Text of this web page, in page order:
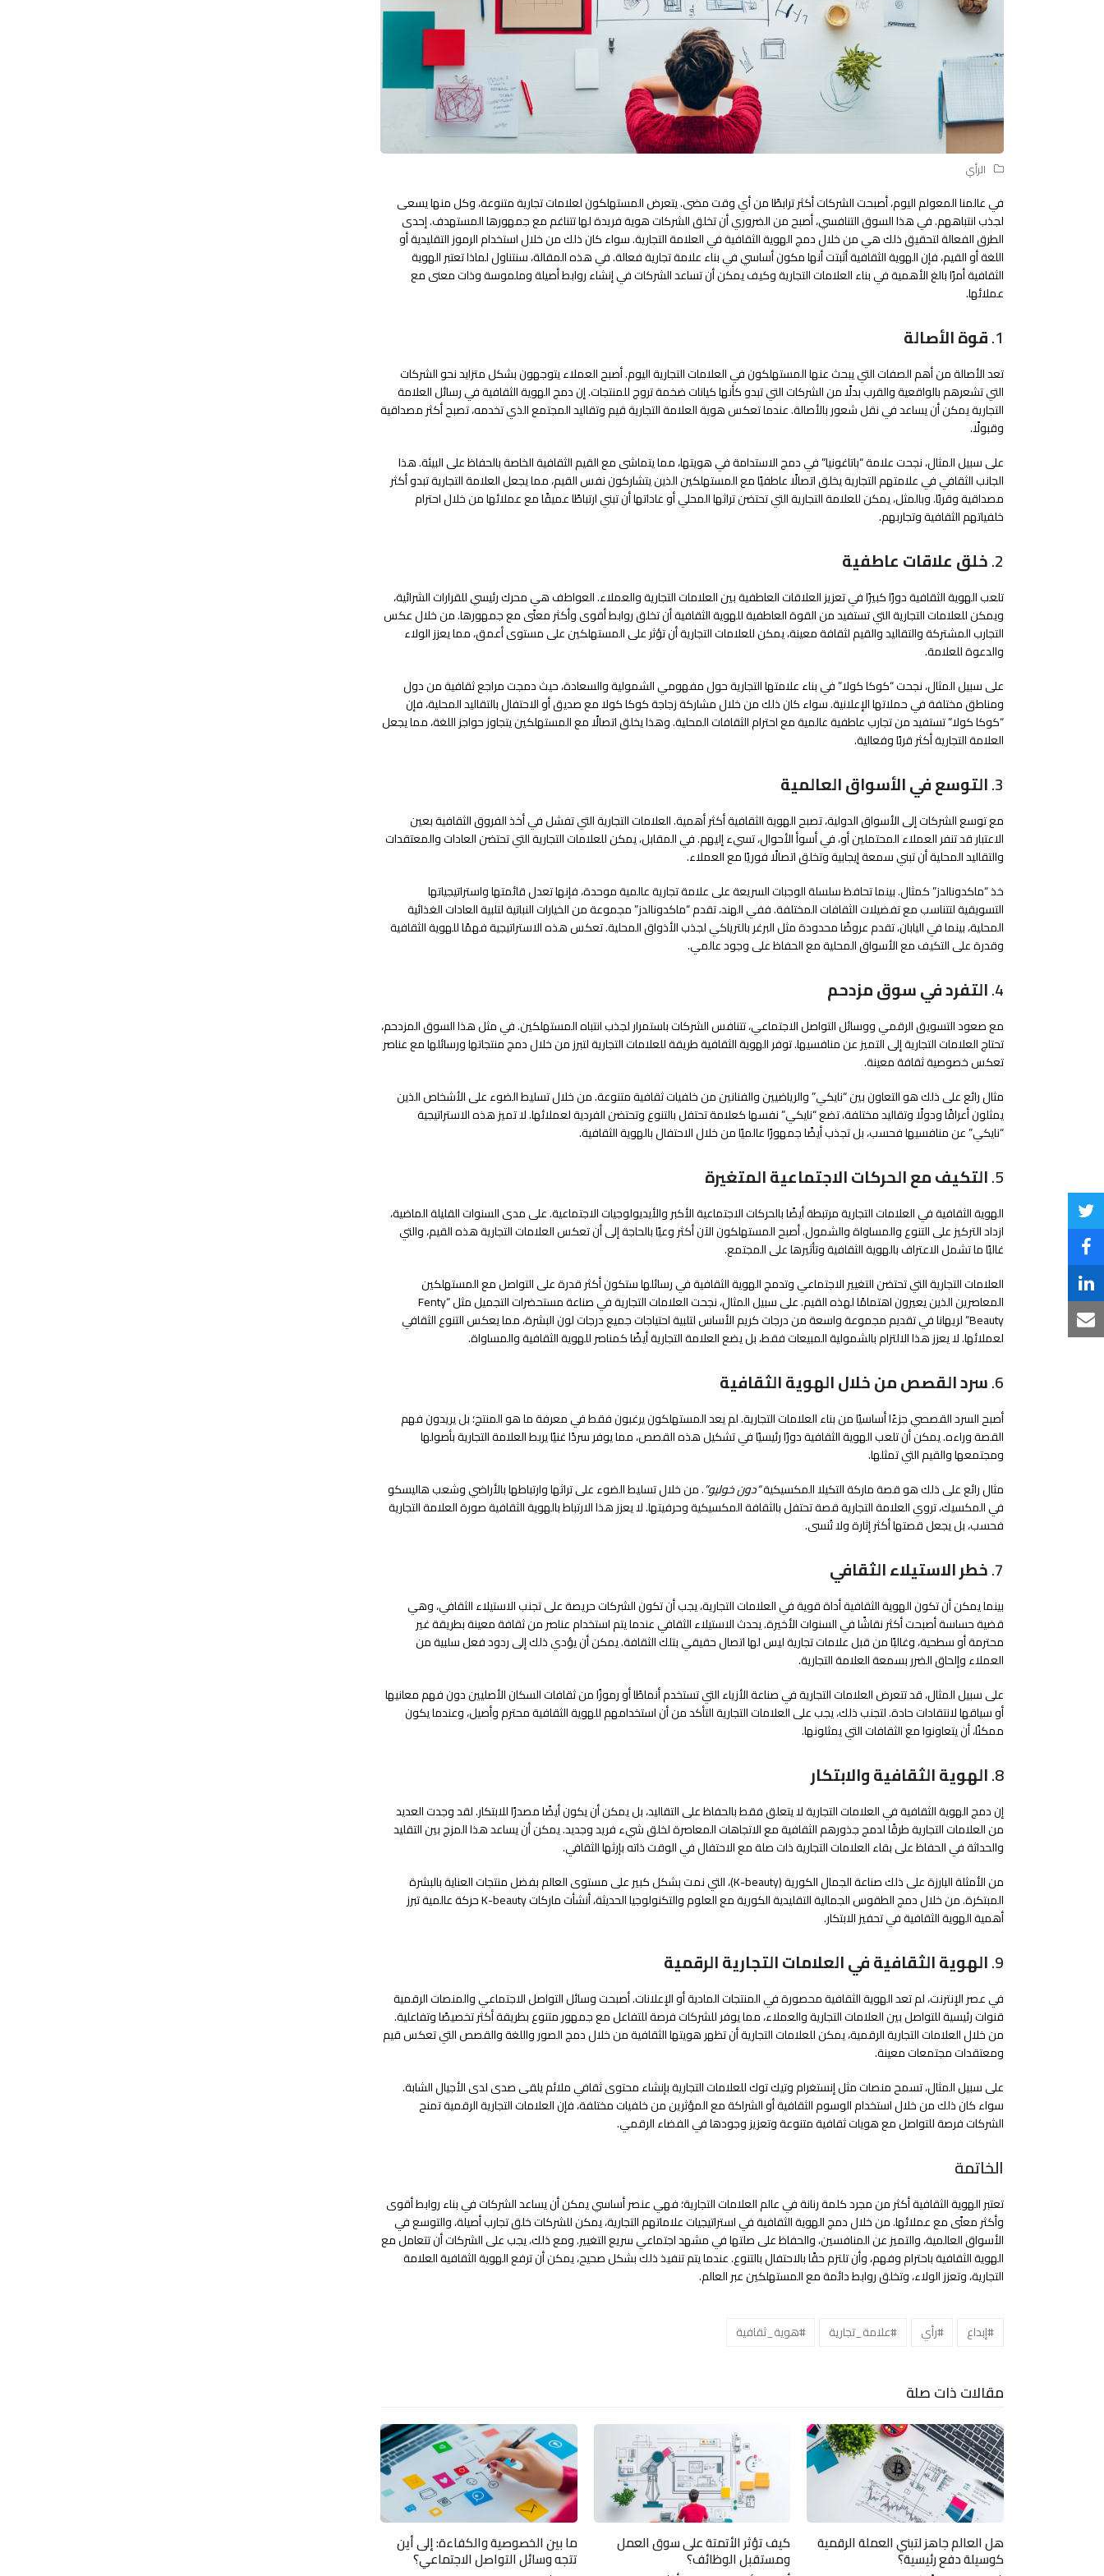
الرأي
في عالمنا المعولم اليوم، أصبحت الشركات أكثر ترابطًا من أي وقت مضى. يتعرض المستهلكون لعلامات تجارية متنوعة، وكل منها يسعى
لجذب انتباههم. في هذا السوق التنافسي، أصبح من الضروري أن تخلق الشركات هوية فريدة لها تتناغم مع جمهورها المستهدف. إحدى
الطرق الفعالة لتحقيق ذلك هي من خلال دمج الهوية الثقافية في العلامة التجارية. سواء كان ذلك من خلال استخدام الرموز التقليدية أو
اللغة أو القيم، فإن الهوية الثقافية أثبتت أنها مكون أساسي في بناء علامة تجارية فعالة. في هذه المقالة، سنتناول لماذا تعتبر الهوية
الثقافية أمرًا بالغ الأهمية في بناء العلامات التجارية وكيف يمكن أن تساعد الشركات في إنشاء روابط أصيلة وملموسة وذات معنى مع
عملائها.
1. قوة الأصالة
تعد الأصالة من أهم الصفات التي يبحث عنها المستهلكون في العلامات التجارية اليوم. أصبح العملاء يتوجهون بشكل متزايد نحو الشركات
التي تشعرهم بالواقعية والقرب بدلًا من الشركات التي تبدو كأنها كيانات ضخمة تروج للمنتجات. إن دمج الهوية الثقافية في رسائل العلامة
التجارية يمكن أن يساعد في نقل شعور بالأصالة. عندما تعكس هوية العلامة التجارية قيم وتقاليد المجتمع الذي تخدمه، تصبح أكثر مصداقية
وقبولًا.
على سبيل المثال، نجحت علامة “باتاغونيا” في دمج الاستدامة في هويتها، مما يتماشى مع القيم الثقافية الخاصة بالحفاظ على البيئة. هذا
الجانب الثقافي في علامتهم التجارية يخلق اتصالًا عاطفيًا مع المستهلكين الذين يتشاركون نفس القيم، مما يجعل العلامة التجارية تبدو أكثر
مصداقية وقربًا. وبالمثل، يمكن للعلامة التجارية التي تحتضن تراثها المحلي أو عاداتها أن تبني ارتباطًا عميقًا مع عملائها من خلال احترام
خلفياتهم الثقافية وتجاربهم.
2. خلق علاقات عاطفية
تلعب الهوية الثقافية دورًا كبيرًا في تعزيز العلاقات العاطفية بين العلامات التجارية والعملاء. العواطف هي محرك رئيسي للقرارات الشرائية،
ويمكن للعلامات التجارية التي تستفيد من القوة العاطفية للهوية الثقافية أن تخلق روابط أقوى وأكثر معنًى مع جمهورها. من خلال عكس
التجارب المشتركة والتقاليد والقيم لثقافة معينة، يمكن للعلامات التجارية أن تؤثر على المستهلكين على مستوى أعمق، مما يعزز الولاء
والدعوة للعلامة.
على سبيل المثال، نجحت “كوكا كولا” في بناء علامتها التجارية حول مفهومي الشمولية والسعادة، حيث دمجت مراجع ثقافية من دول
ومناطق مختلفة في حملاتها الإعلانية. سواء كان ذلك من خلال مشاركة زجاجة كوكا كولا مع صديق أو الاحتفال بالتقاليد المحلية، فإن
“كوكا كولا” تستفيد من تجارب عاطفية عالمية مع احترام الثقافات المحلية. وهذا يخلق اتصالًا مع المستهلكين يتجاوز حواجز اللغة، مما يجعل
العلامة التجارية أكثر قربًا وفعالية.
3. التوسع في الأسواق العالمية
مع توسع الشركات إلى الأسواق الدولية، تصبح الهوية الثقافية أكثر أهمية. العلامات التجارية التي تفشل في أخذ الفروق الثقافية بعين
الاعتبار قد تنفر العملاء المحتملين أو، في أسوأ الأحوال، تسيء إليهم. في المقابل، يمكن للعلامات التجارية التي تحتضن العادات والمعتقدات
والتقاليد المحلية أن تبني سمعة إيجابية وتخلق اتصالًا فوريًا مع العملاء.
خذ “ماكدونالدز” كمثال. بينما تحافظ سلسلة الوجبات السريعة على علامة تجارية عالمية موحدة، فإنها تعدل قائمتها واستراتيجياتها
التسويقية لتتناسب مع تفضيلات الثقافات المختلفة. ففي الهند، تقدم “ماكدونالدز” مجموعة من الخيارات النباتية لتلبية العادات الغذائية
المحلية، بينما في اليابان، تقدم عروضًا محدودة مثل البرغر بالترياكي لجذب الأذواق المحلية. تعكس هذه الاستراتيجية فهمًا للهوية الثقافية
وقدرة على التكيف مع الأسواق المحلية مع الحفاظ على وجود عالمي.
4. التفرد في سوق مزدحم
مع صعود التسويق الرقمي ووسائل التواصل الاجتماعي، تتنافس الشركات باستمرار لجذب انتباه المستهلكين. في مثل هذا السوق المزدحم،
تحتاج العلامات التجارية إلى التميز عن منافسيها. توفر الهوية الثقافية طريقة للعلامات التجارية لتبرز من خلال دمج منتجاتها ورسائلها مع عناصر
تعكس خصوصية ثقافة معينة.
مثال رائع على ذلك هو التعاون بين “نايكي” والرياضيين والفنانين من خلفيات ثقافية متنوعة. من خلال تسليط الضوء على الأشخاص الذين
يمثلون أعراقًا ودولًا وتقاليد مختلفة، تضع “نايكي” نفسها كعلامة تحتفل بالتنوع وتحتضن الفردية لعملائها. لا تميز هذه الاستراتيجية
“نايكي” عن منافسيها فحسب، بل تجذب أيضًا جمهورًا عالميًا من خلال الاحتفال بالهوية الثقافية.
5. التكيف مع الحركات الاجتماعية المتغيرة
الهوية الثقافية في العلامات التجارية مرتبطة أيضًا بالحركات الاجتماعية الأكبر والأيديولوجيات الاجتماعية. على مدى السنوات القليلة الماضية،
ازداد التركيز على التنوع والمساواة والشمول. أصبح المستهلكون الآن أكثر وعيًا بالحاجة إلى أن تعكس العلامات التجارية هذه القيم، والتي
غالبًا ما تشمل الاعتراف بالهوية الثقافية وتأثيرها على المجتمع.
العلامات التجارية التي تحتضن التغيير الاجتماعي وتدمج الهوية الثقافية في رسائلها ستكون أكثر قدرة على التواصل مع المستهلكين
المعاصرين الذين يعيرون اهتمامًا لهذه القيم. على سبيل المثال، نجحت العلامات التجارية في صناعة مستحضرات التجميل مثل “Fenty
Beauty” لريهانا في تقديم مجموعة واسعة من درجات كريم الأساس لتلبية احتياجات جميع درجات لون البشرة، مما يعكس التنوع الثقافي
لعملائها. لا يعزز هذا الالتزام بالشمولية المبيعات فقط، بل يضع العلامة التجارية أيضًا كمناصر للهوية الثقافية والمساواة.
6. سرد القصص من خلال الهوية الثقافية
أصبح السرد القصصي جزءًا أساسيًا من بناء العلامات التجارية. لم يعد المستهلكون يرغبون فقط في معرفة ما هو المنتج؛ بل يريدون فهم
القصة وراءه. يمكن أن تلعب الهوية الثقافية دورًا رئيسيًا في تشكيل هذه القصص، مما يوفر سردًا غنيًا يربط العلامة التجارية بأصولها
ومجتمعها والقيم التي تمثلها.
مثال رائع على ذلك هو قصة ماركة التكيلا المكسيكية“دون خوليو”. من خلال تسليط الضوء على تراثها وارتباطها بالأراضي وشعب هاليسكو
في المكسيك، تروي العلامة التجارية قصة تحتفل بالثقافة المكسيكية وحرفيتها. لا يعزز هذا الارتباط بالهوية الثقافية صورة العلامة التجارية
فحسب، بل يجعل قصتها أكثر إثارة ولا تُنسى.
7. خطر الاستيلاء الثقافي
بينما يمكن أن تكون الهوية الثقافية أداة قوية في العلامات التجارية، يجب أن تكون الشركات حريصة على تجنب الاستيلاء الثقافي، وهي
قضية حساسة أصبحت أكثر نقاشًا في السنوات الأخيرة. يحدث الاستيلاء الثقافي عندما يتم استخدام عناصر من ثقافة معينة بطريقة غير
محترمة أو سطحية، وغالبًا من قبل علامات تجارية ليس لها اتصال حقيقي بتلك الثقافة. يمكن أن يؤدي ذلك إلى ردود فعل سلبية من
العملاء وإلحاق الضرر بسمعة العلامة التجارية.
على سبيل المثال، قد تتعرض العلامات التجارية في صناعة الأزياء التي تستخدم أنماطًا أو رموزًا من ثقافات السكان الأصليين دون فهم معانيها
أو سياقها لانتقادات حادة. لتجنب ذلك، يجب على العلامات التجارية التأكد من أن استخدامهم للهوية الثقافية محترم وأصيل، وعندما يكون
ممكنًا، أن يتعاونوا مع الثقافات التي يمثلونها.
8. الهوية الثقافية والابتكار
إن دمج الهوية الثقافية في العلامات التجارية لا يتعلق فقط بالحفاظ على التقاليد، بل يمكن أن يكون أيضًا مصدرًا للابتكار. لقد وجدت العديد
من العلامات التجارية طرقًا لدمج جذورهم الثقافية مع الاتجاهات المعاصرة لخلق شيء فريد وجديد. يمكن أن يساعد هذا المزج بين التقليد
والحداثة في الحفاظ على بقاء العلامات التجارية ذات صلة مع الاحتفال في الوقت ذاته بإرثها الثقافي.
من الأمثلة البارزة على ذلك صناعة الجمال الكورية (K-beauty)، التي نمت بشكل كبير على مستوى العالم بفضل منتجات العناية بالبشرة
المبتكرة. من خلال دمج الطقوس الجمالية التقليدية الكورية مع العلوم والتكنولوجيا الحديثة، أنشأت ماركات K-beauty حركة عالمية تبرز
أهمية الهوية الثقافية في تحفيز الابتكار.
9. الهوية الثقافية في العلامات التجارية الرقمية
في عصر الإنترنت، لم تعد الهوية الثقافية محصورة في المنتجات المادية أو الإعلانات. أصبحت وسائل التواصل الاجتماعي والمنصات الرقمية
قنوات رئيسية للتواصل بين العلامات التجارية والعملاء، مما يوفر للشركات فرصة للتفاعل مع جمهور متنوع بطريقة أكثر تخصيصًا وتفاعلية.
من خلال العلامات التجارية الرقمية، يمكن للعلامات التجارية أن تظهر هويتها الثقافية من خلال دمج الصور واللغة والقصص التي تعكس قيم
ومعتقدات مجتمعات معينة.
على سبيل المثال، تسمح منصات مثل إنستغرام وتيك توك للعلامات التجارية بإنشاء محتوى ثقافي ملائم يلقى صدى لدى الأجيال الشابة.
سواء كان ذلك من خلال استخدام الوسوم الثقافية أو الشراكة مع المؤثرين من خلفيات مختلفة، فإن العلامات التجارية الرقمية تمنح
الشركات فرصة للتواصل مع هويات ثقافية متنوعة وتعزيز وجودها في الفضاء الرقمي.
الخاتمة
تعتبر الهوية الثقافية أكثر من مجرد كلمة رنانة في عالم العلامات التجارية؛ فهي عنصر أساسي يمكن أن يساعد الشركات في بناء روابط أقوى
وأكثر معنًى مع عملائها. من خلال دمج الهوية الثقافية في استراتيجيات علاماتهم التجارية، يمكن للشركات خلق تجارب أصيلة، والتوسع في
الأسواق العالمية، والتميز عن المنافسين، والحفاظ على صلتها في مشهد اجتماعي سريع التغيير. ومع ذلك، يجب على الشركات أن تتعامل مع
الهوية الثقافية باحترام وفهم، وأن تلتزم حقًا بالاحتفال بالتنوع. عندما يتم تنفيذ ذلك بشكل صحيح، يمكن أن ترفع الهوية الثقافية العلامة
التجارية، وتعزز الولاء، وتخلق روابط دائمة مع المستهلكين عبر العالم.
#إبداع #رأي #علامة_تجارية #هوية_ثقافية
Share
on
Twitter
Share
on
Facebook
Share
on
Share
مقالات ذات صلة
هل العالم جاهز لتبني العملة الرقمية
كوسيلة دفع رئيسية؟
كيف تؤثر الأتمتة على سوق العمل
ومستقبل الوظائف؟
ما بين الخصوصية والكفاءة: إلى أين
تتجه وسائل التواصل الاجتماعي؟